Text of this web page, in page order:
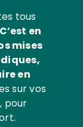
tous
C’est en
mises
en
sur vos
pour